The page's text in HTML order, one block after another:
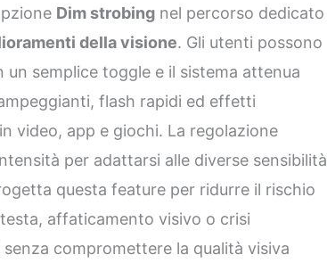
Dim strobing nel percorso dedicato
della visione. Gli utenti possono
semplice toggle e il sistema attenua
flash rapidi ed effetti
video, app e giochi. La regolazione
per adattarsi alle diverse sensibilità
questa feature per ridurre il rischio
affaticamento visivo o crisi
compromettere la qualità visiva